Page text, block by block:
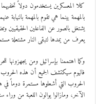
كلا المعسكرين يستخدمون دولاً
بالمهمة بينما هي تقوم بالمهمة
يشتغل بالصور عن الفاعلين الحقيقيين
يعرف من يمدها لتبقى النار مشتعلة
وكما اهتممنا بإسرائيل ومن يجهزونها
فاليوم سيكتشف الجميع أن هذه
الحروب التي أشعلوها مستمرة دوماً
الآخر، ومازالوا يوالون اللعبة من وراء